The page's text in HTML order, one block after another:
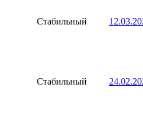
Стабильный
Стабильный